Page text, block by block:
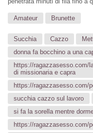
Amateur Brunette
Succhia Cazzo
donna fa bocchino a una
https://ragazzasesso.com/
di missionaria e capra
https://ragazzasesso.com/
succhia cazzo sul lavoro
si fa la sorella mentre
https://ragazzasesso.com/